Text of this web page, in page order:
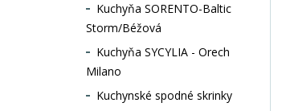
Kuchyňa SORENTO-Baltic
Storm/Béžová
Kuchyňa SYCYLIA - Orech
Milano
Kuchynské spodné skrinky